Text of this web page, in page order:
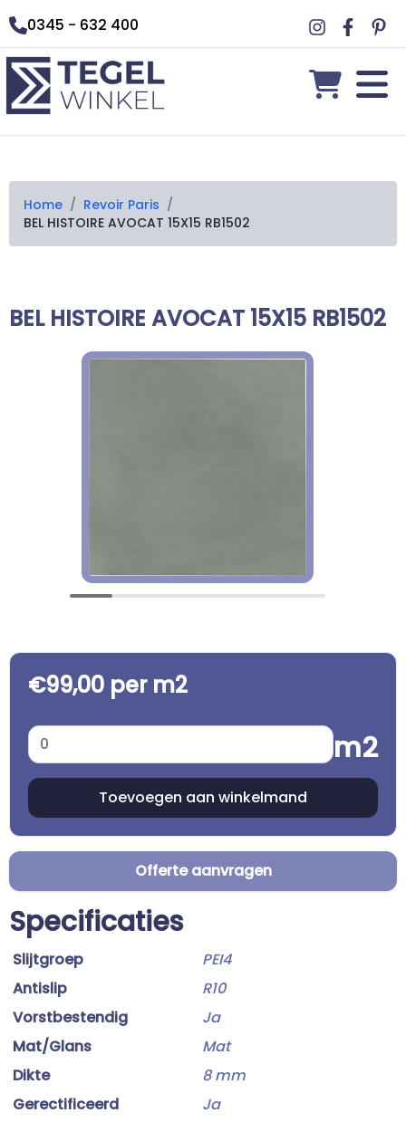
0345 - 632 400
Home / Revoir Paris /
BEL HISTOIRE AVOCAT 15X15 RB1502
BEL HISTOIRE AVOCAT 15X15 RB1502
€99,00 per m2
m2
Offerte aanvragen
Specificaties
Slijtgroep
PEI4
Antislip
R10
Vorstbestendig
Ja
Mat/Glans
Mat
Dikte
8 mm
Gerectificeerd
Ja